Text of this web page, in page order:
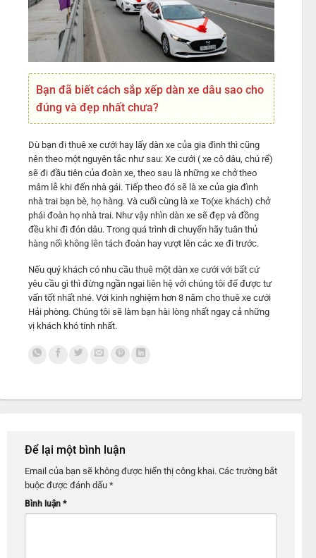
Bạn đã biết cách sắp xếp dàn xe dâu sao cho
đúng và đẹp nhất chưa?
Dù bạn đi thuê xe cưới hay lấy dàn xe của gia đình thì cũng
nên theo một nguyên tắc như sau: Xe cưới ( xe cô dâu, chú rể)
sẽ đi đầu tiên của đoàn xe, theo sau là những xe chở theo
mâm lễ khi đến nhà gái. Tiếp theo đó sẽ là xe của gia đình
nhà trai bạn bè, họ hàng. Và cuối cùng là xe To(xe khách) chở
phái đoàn họ nhà trai. Như vậy nhìn dàn xe sẽ đẹp và đồng
đều khi đi đón dâu. Trong quá trình di chuyển hãy tuân thủ
hàng nối không lên tách đoàn hay vượt lên các xe đi trước.
Nếu quý khách có nhu cầu thuê một dàn xe cưới với bất cứ
yêu cầu gì thì đừng ngần ngại liên hệ với chúng tôi để được tư
vấn tốt nhất nhé. Với kinh nghiệm hơn 8 năm cho thuê xe cưới
Hải phòng. Chúng tôi sẽ làm bạn hài lòng nhất ngay cả những
vị khách khó tính nhất.
Để lại một bình luận
Email của bạn sẽ không được hiển thị công khai. Các trường bắt
buộc được đánh dấu *
Bình luận *